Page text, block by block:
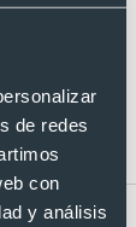
de redes
con
y análisis